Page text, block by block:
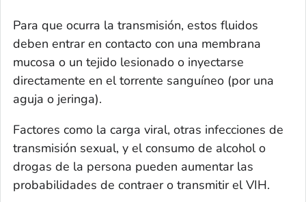
Para que ocurra la transmisión, estos fluidos
deben entrar en contacto con una membrana
mucosa o un tejido lesionado o inyectarse
directamente en el torrente sanguíneo (por una
aguja o jeringa).
Factores como la carga viral, otras infecciones de
transmisión sexual, y el consumo de alcohol o
drogas de la persona pueden aumentar las
probabilidades de contraer o transmitir el VIH.